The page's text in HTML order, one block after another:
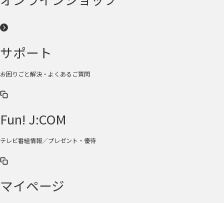
サポート
お困りごと解決・よくあるご質問
Fun! J:COM
テレビ番組情報／プレゼント・優待
マイページ